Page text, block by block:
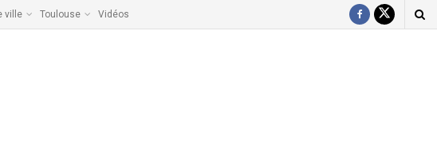
ville Toulouse Vidéos